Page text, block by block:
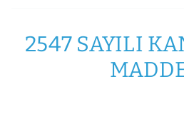
2547 SAYILI